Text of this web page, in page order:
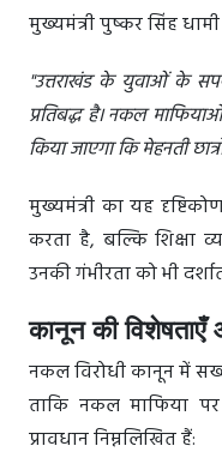
मुख्यमंत्री पुष्कर सिंह
"उत्तराखंड के युवाओं के
प्रतिबद्ध है। नकल
किया जाएगा कि मेहनती
मुख्यमंत्री का यह
करता है, बल्कि शिक्षा
उनकी गंभीरता को भी
कानून की विशेषताएँ
नकल विरोधी कानून में
ताकि नकल माफिया
प्रावधान निम्नलिखित हैं: